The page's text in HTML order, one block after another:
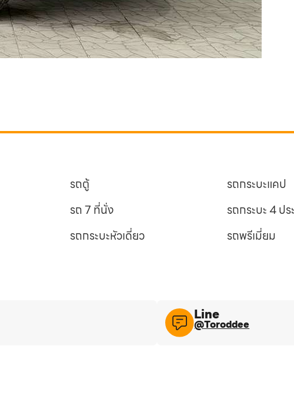
รถตู้
รถ 7 ที่นั่ง
รถกระบะหัวเดี่ยว
รถกระบะแคป
รถกระบะ 4 ปร
รถพรีเมี่ยม
Line​
@Toroddee​